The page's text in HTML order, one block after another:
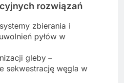
rozwiązań
zbierania i
pyłów w
gleby –
sekwestrację węgla w